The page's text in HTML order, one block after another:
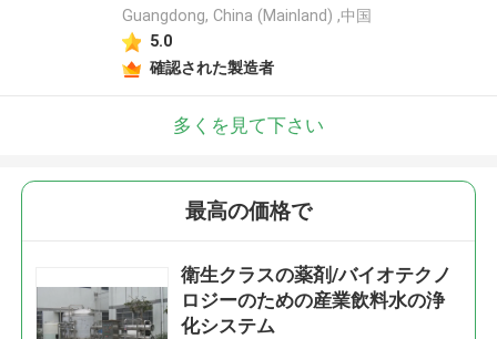
Guangdong, China (Mainland) ,中国
5.0
確認された製造者
多くを見て下さい
最高の価格で
衛生クラスの薬剤/バイオテクノ
ロジーのための産業飲料水の浄
化システム